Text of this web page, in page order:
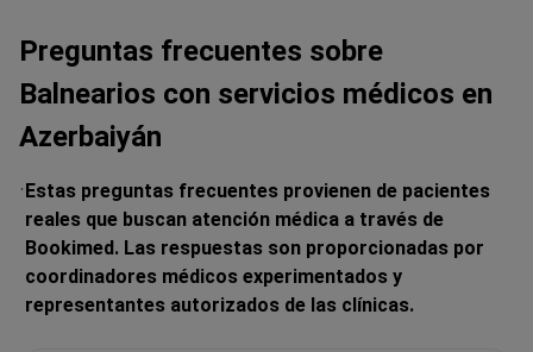
Preguntas frecuentes sobre
Balnearios con servicios médicos en
Azerbaiyán
Estas preguntas frecuentes provienen de pacientes
reales que buscan atención médica a través de
Bookimed. Las respuestas son proporcionadas por
coordinadores médicos experimentados y
representantes autorizados de las clínicas.